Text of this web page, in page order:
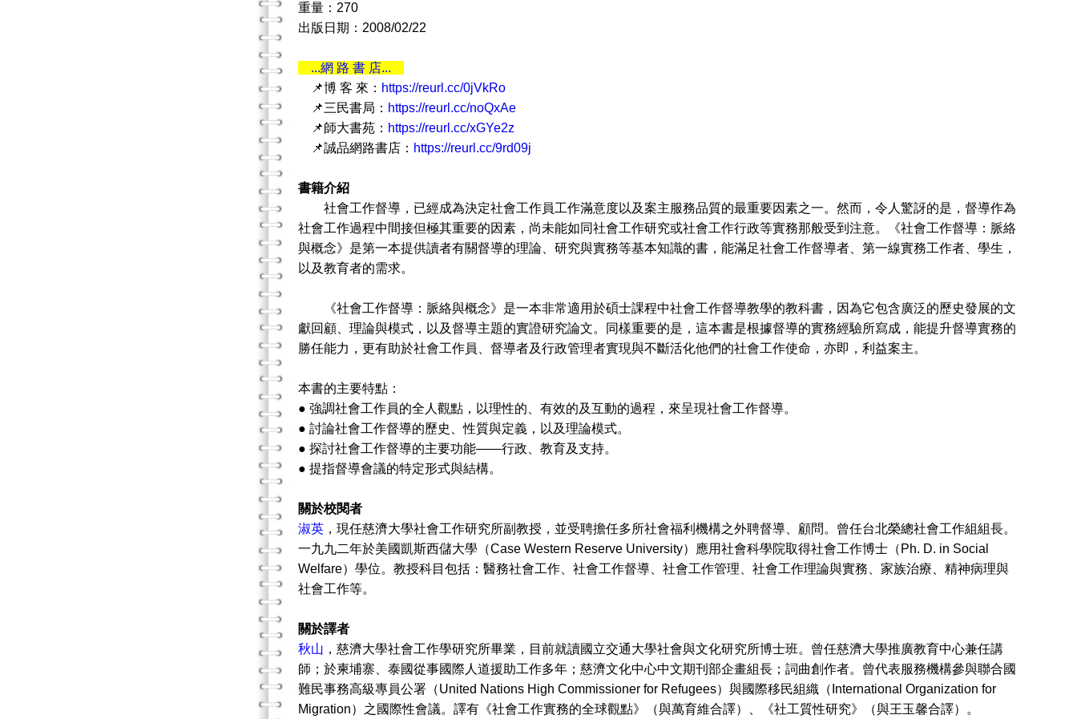
重量：270
出版日期：2008/02/22
...網 路 書 店...
📌博 客 來： https://reurl.cc/0jVkRo
📌三民書局： https://reurl.cc/noQxAe
📌師大書苑： https://reurl.cc/xGYe2z
📌誠品網路書店： https://reurl.cc/9rd09j
書籍介紹
社會工作督導，已經成為決定社會工作員工作滿意度以及案主服務品質的最重要因素之一。然而，令人驚訝的是，督導作為
社會工作過程中間接但極其重要的因素，尚未能如同社會工作研究或社會工作行政等實務那般受到注意。《社會工作督導：脈絡
與概念》是第一本提供讀者有關督導的理論、研究與實務等基本知識的書，能滿足社會工作督導者、第一線實務工作者、學生，
以及教育者的需求。
《社會工作督導：脈絡與概念》是一本非常適用於碩士課程中社會工作督導教學的教科書，因為它包含廣泛的歷史發展的文
獻回顧、理論與模式，以及督導主題的實證研究論文。同樣重要的是，這本書是根據督導的實務經驗所寫成，能提升督導實務的
勝任能力，更有助於社會工作員、督導者及行政管理者實現與不斷活化他們的社會工作使命，亦即，利益案主。
本書的主要特點：
● 強調社會工作員的全人觀點，以理性的、有效的及互動的過程，來呈現社會工作督導。
● 討論社會工作督導的歷史、性質與定義，以及理論模式。
● 探討社會工作督導的主要功能——行政、教育及支持。
● 提指督導會議的特定形式與結構。
關於校閱者
淑英 ， 現任慈濟大學社會工作研究所副教授，並受聘擔任多所社會福利機構之外聘督導、顧問。曾任台北榮總社會工作組組長。
一九九二年於美國凱斯西儲大學（Case Western Reserve University）應用社會科學院取得社會工作博士（Ph. D. in Social
Welfare）學位。教授科目包括：醫務社會工作、社會工作督導、社會工作管理、社會工作理論與實務、家族治療、精神病理與
社會工作等。
關於譯者
秋山 ， 慈濟大學社會工作學研究所畢業，目前就讀國立交通大學社會與文化研究所博士班。曾任慈濟大學推廣教育中心兼任講
師；於柬埔寨、泰國從事國際人道援助工作多年；慈濟文化中心中文期刊部企畫組長；詞曲創作者。曾代表服務機構參與聯合國
難民事務高級專員公署（United Nations High Commissioner for Refugees）與國際移民組織（International Organization for
Migration）之國際性會議。譯有《社會工作實務的全球觀點》（與萬育維合譯）、《社工質性研究》（與王玉馨合譯）。